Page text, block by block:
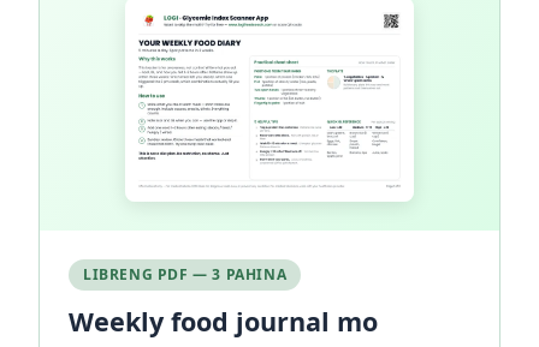
LIBRENG PDF — 3 PAHINA
Weekly food journal mo